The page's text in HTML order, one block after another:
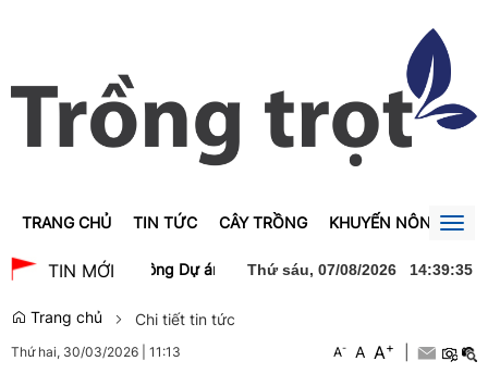
TRANG CHỦ TIN TỨC CÂY TRỒNG KHUYẾN NÔNG
TIN MỚI
dự lễ khởi công Dự án xây dựng Trường Trung học phổ thông
Thứ sáu, 07/08/2026 14:39:35
Trang chủ Chi tiết tin tức
Thứ hai, 30/03/2026 11:13 A- A A+